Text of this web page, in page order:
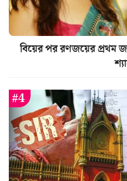
বিয়ের পর রণজয়ের প্রথম